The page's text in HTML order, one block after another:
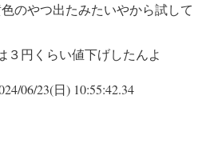
のやつ出たみたいやから試して
３円くらい値下げしたんよ
06/23(日) 10:55:42.34